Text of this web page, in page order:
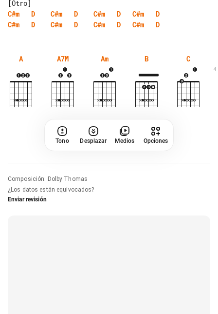
C#m
D C#m D C#m D C#m
D
C#m
D C#m D C#m D C#m D
A A7M Am B C
4
Tono Desplazar Medios Opciones
Composición: Dolby Thomas
¿Los datos están equivocados?
Enviar revisión